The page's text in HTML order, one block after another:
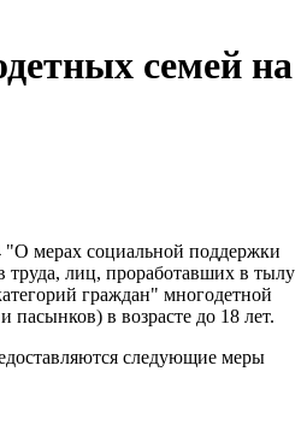
семей на
"О мерах социальной поддержки
труда, лиц, проработавших в тылу
граждан" многодетной
пасынков) в возрасте до 18 лет.
следующие меры